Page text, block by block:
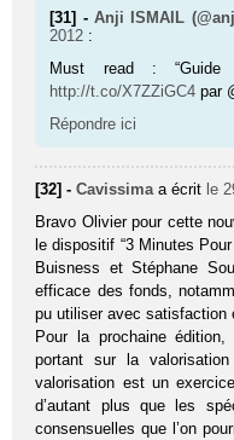
[31] -Anji ISMAIL
2012 :
Must read : “Guide
http://t.co/X7ZZiGC4 par
Répondre ici
[32] -Cavissima a écrit le
Bravo Olivier pour cette
le dispositif “3 Minutes
Buisness et Stéphane
efficace des fonds,
pu utiliser avec satisfaction
Pour la prochaine
portant sur la
valorisation est un
d’autant plus que les
consensuelles que l’on